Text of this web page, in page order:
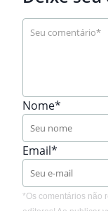
Nome*
Email*
*Os comentários não